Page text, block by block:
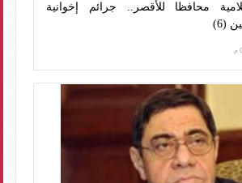
محافظا للأقصر.. جرائم إخوانية
(6)